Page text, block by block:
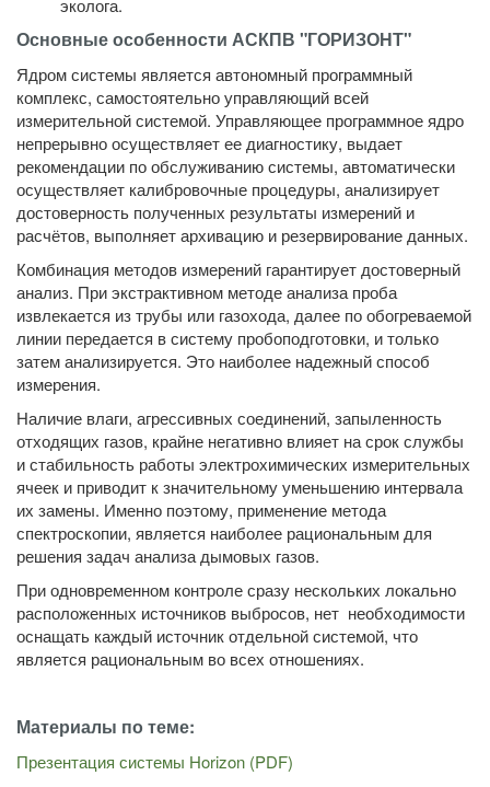
эколога.
Основные особенности АСКПВ "ГОРИЗОНТ"
Ядром системы является автономный программный
комплекс, самостоятельно управляющий всей
измерительной системой. Управляющее программное ядро
непрерывно осуществляет ее диагностику, выдает
рекомендации по обслуживанию системы, автоматически
осуществляет калибровочные процедуры, анализирует
достоверность полученных результаты измерений и
расчётов, выполняет архивацию и резервирование данных.
Комбинация методов измерений гарантирует достоверный
анализ. При экстрактивном методе анализа проба
извлекается из трубы или газохода, далее по обогреваемой
линии передается в систему пробоподготовки, и только
затем анализируется. Это наиболее надежный способ
измерения.
Наличие влаги, агрессивных соединений, запыленность
отходящих газов, крайне негативно влияет на срок службы
и стабильность работы электрохимических измерительных
ячеек и приводит к значительному уменьшению интервала
их замены. Именно поэтому, применение метода
спектроскопии, является наиболее рациональным для
решения задач анализа дымовых газов.
При одновременном контроле сразу нескольких локально
расположенных источников выбросов, нет необходимости
оснащать каждый источник отдельной системой, что
является рациональным во всех отношениях.
Материалы по теме:
Презентация системы Horizon (PDF)